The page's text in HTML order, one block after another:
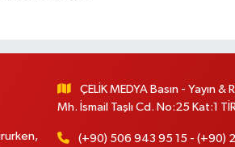
ÇELİK MEDYA Basın - Yayın &
Mh. İsmail Taşlı Cd. No:25 Kat:1
(+90) 506 943 95 15 - (+90)